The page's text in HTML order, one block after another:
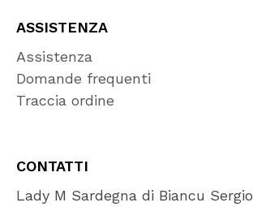
ASSISTENZA
Assistenza
Domande frequenti
Traccia ordine
CONTATTI
Lady M Sardegna di Biancu Sergio